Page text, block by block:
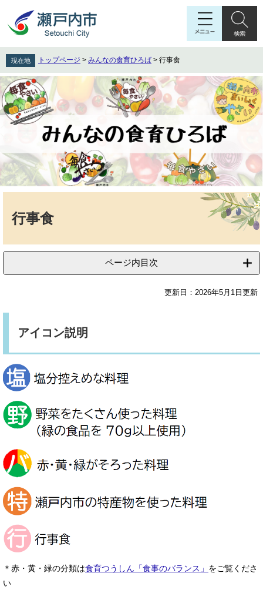
先
頭
で
す
。
を
飛
ば
し
て
本
現在地 トップページ > みんなの食育ひろば > 行事食
行事食
ページ内目次
更新日：2026年5月1日更新
​アイコン説明
＊赤・黄・緑の分類は食育つうしん「食事のバランス」 をご覧くださ
い​